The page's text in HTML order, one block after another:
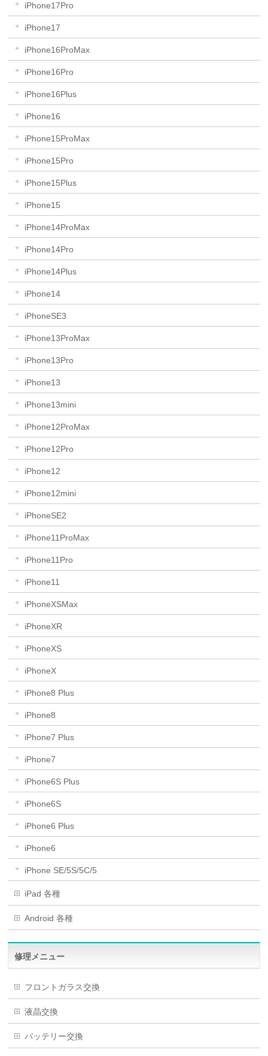
iPhone17Pro
iPhone17
iPhone16ProMax
iPhone16Pro
iPhone16Plus
iPhone16
iPhone15ProMax
iPhone15Pro
iPhone15Plus
iPhone15
iPhone14ProMax
iPhone14Pro
iPhone14Plus
iPhone14
iPhoneSE3
iPhone13ProMax
iPhone13Pro
iPhone13
iPhone13mini
iPhone12ProMax
iPhone12Pro
iPhone12
iPhone12mini
iPhoneSE2
iPhone11ProMax
iPhone11Pro
iPhone11
iPhoneXSMax
iPhoneXR
iPhoneXS
iPhoneX
iPhone8 Plus
iPhone8
iPhone7 Plus
iPhone7
iPhone6S Plus
iPhone6S
iPhone6 Plus
iPhone6
iPhone SE/5S/5C/5
iPad 各種
Android 各種
修理メニュー
フロントガラス交換
液晶交換
バッテリー交換